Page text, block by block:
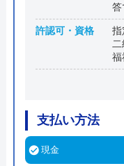
答
許認可・資格
指
福
支払い方法
現金